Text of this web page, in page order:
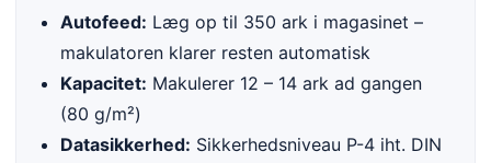
Autofeed: Læg op til 350 ark i magasinet –
makulatoren klarer resten automatisk
Kapacitet: Makulerer 12 – 14 ark ad gangen
(80 g/m²)
Datasikkerhed: Sikkerhedsniveau P-4 iht. DIN